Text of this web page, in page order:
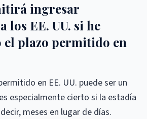
ingresar
los EE. UU. si he
el plazo permitido en
en EE. UU. puede ser un
especialmente cierto si la estadía
meses en lugar de días.